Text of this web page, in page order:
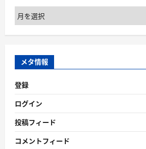
ア
ー
カ
ブ
メタ情報
登録
ログイン
投稿フィード
コメントフィード